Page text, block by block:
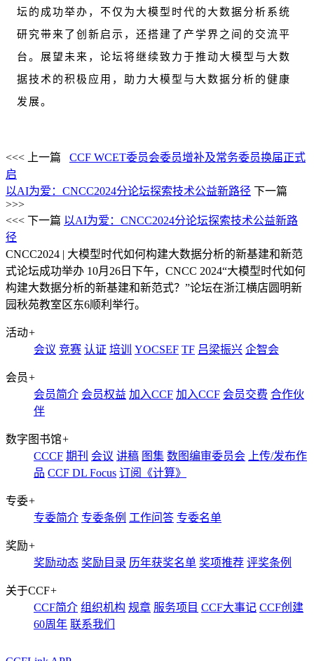
坛的成功举办，不仅为大模型时代的大数据分析系统
研究带来了创新启示，还搭建了产学界之间的交流平
台。展望未来，论坛将继续致力于推动大模型与大数
据技术的积极应用，助力大模型与大数据分析的健康
发展。
<<< 上一篇
CCF WCET委员会委员增补及常务委员换届正式
启
以AI为爱：CNCC2024分论坛探索技术公益新路径 下一篇
>>>
<<< 下一篇 以AI为爱：CNCC2024分论坛探索技术公益新路
径
CNCC2024 | 大模型时代如何构建大数据分析的新基建和新范
式论坛成功举办 10月26日下午，CNCC 2024“大模型时代如何
构建大数据分析的新基建和新范式？”论坛在浙江横店圆明新
园秋苑教室区东6顺利举行。
活动+
会议 竞赛 认证 培训 YOCSEF TF 吕梁振兴 企智会
会员+
会员简介 会员权益 加入CCF 加入CCF 会员交费 合作伙
伴
数字图书馆+
CCCF 期刊 会议 讲稿 图集 数图编审委员会
上传/发布作
品 CCF DL Focus 订阅《计算》
专委+
专委简介 专委条例 工作问答 专委名单
奖励+
奖励动态 奖励目录 历年获奖名单 奖项推荐 评奖条例
关于CCF+
CCF简介 组织机构 规章 服务项目 CCF大事记 CCF创建
60周年 联系我们